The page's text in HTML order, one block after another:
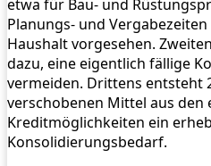
etwa für Bau- und
Planungs- und
Haushalt vorgesehen.
dazu, eine eigentlich fällige
vermeiden. Drittens entsteht
verschobenen Mittel aus den
Kreditmöglichkeiten ein
Konsolidierungsbedarf.